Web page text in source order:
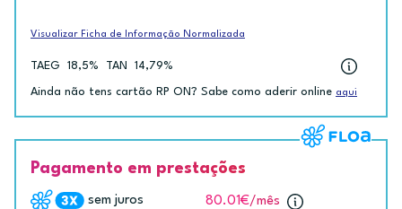
Visualizar Ficha de Informação Normalizada
TAEG 18,5% TAN 14,79%
Ainda não tens cartão RP ON? Sabe como aderir online aqui
Pagamento em prestações
sem juros 80.01€/mês